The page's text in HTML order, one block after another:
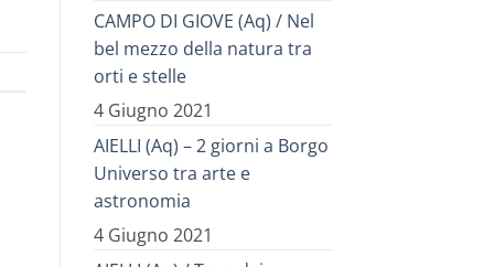
CAMPO DI GIOVE (Aq) / Nel
bel mezzo della natura tra
orti e stelle
4 Giugno 2021
AIELLI (Aq) – 2 giorni a Borgo
Universo tra arte e
astronomia
4 Giugno 2021